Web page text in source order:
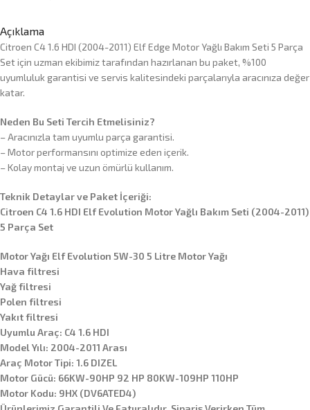
Açıklama
Citroen C4 1.6 HDI (2004-2011) Elf Edge Motor Yağlı Bakım Seti 5 Parça
Set için uzman ekibimiz tarafından hazırlanan bu paket, %100
uyumluluk garantisi ve servis kalitesindeki parçalarıyla aracınıza değer
katar.
Neden Bu Seti Tercih Etmelisiniz?
– Aracınızla tam uyumlu parça garantisi.
– Motor performansını optimize eden içerik.
– Kolay montaj ve uzun ömürlü kullanım.
Teknik Detaylar ve Paket İçeriği:
Citroen C4 1.6 HDI Elf Evolution Motor Yağlı Bakım Seti (2004-2011)
5 Parça Set
Motor Yağı Elf Evolution 5W-30 5 Litre Motor Yağı
Hava filtresi
Yağ filtresi
Polen filtresi
Yakıt filtresi
Uyumlu Araç: C4 1.6 HDI
Model Yılı: 2004-2011 Arası
Araç Motor Tipi: 1.6 DIZEL
Motor Gücü: 66KW-90HP 92 HP 80KW-109HP 110HP
Motor Kodu: 9HX (DV6ATED4)